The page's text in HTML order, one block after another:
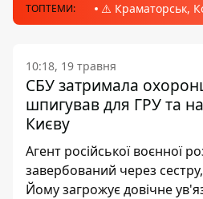
ТОПТЕМИ: ⚠️ Краматорськ,
10:18, 19 травня
СБУ затримала
шпигував для ГРУ та
Києву
Агент російської воєнної
завербований через
Йому загрожує довічне